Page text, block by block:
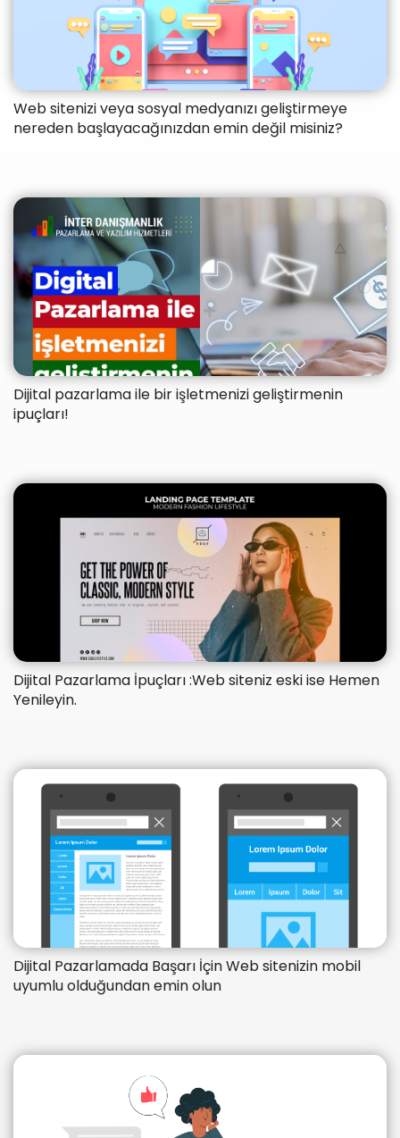
Web sitenizi veya sosyal medyanızı geliştirmeye
nereden başlayacağınızdan emin değil misiniz?
Dijital pazarlama ile bir işletmenizi geliştirmenin
ipuçları!
Dijital Pazarlama İpuçları :Web siteniz eski ise Hemen
Yenileyin.
Dijital Pazarlamada Başarı İçin Web sitenizin mobil
uyumlu olduğundan emin olun